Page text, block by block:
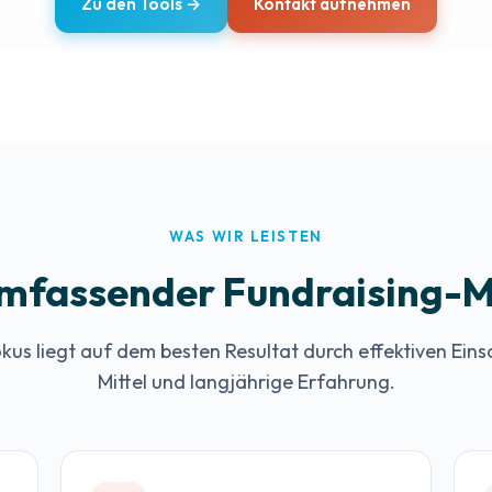
WAS WIR LEISTEN
Fundraising-
liegt auf dem besten Resultat durch effektiven
Mittel und langjährige Erfahrung.